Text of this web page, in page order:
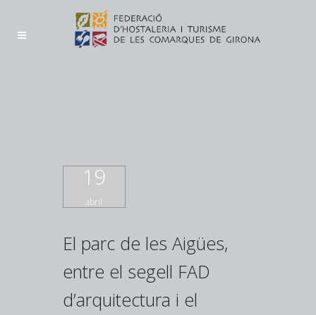
19
abril
El parc de les Aigües,
entre el segell FAD
d’arquitectura i el